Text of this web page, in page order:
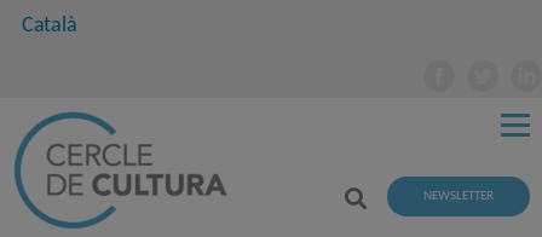
Català
NEWSLETTER